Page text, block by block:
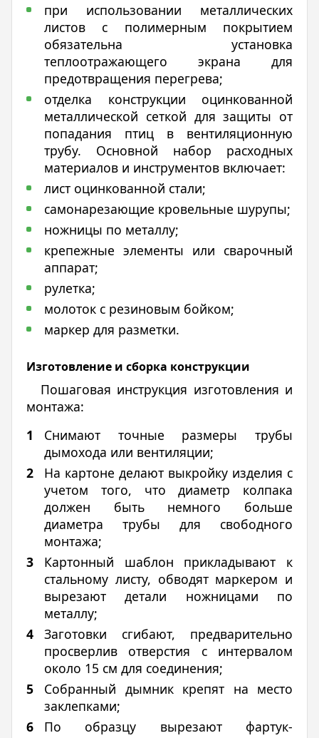
при использовании металлических
листов с полимерным покрытием
обязательна установка
теплоотражающего экрана для
предотвращения перегрева;
отделка конструкции оцинкованной
металлической сеткой для защиты от
попадания птиц в вентиляционную
трубу. Основной набор расходных
материалов и инструментов включает:
лист оцинкованной стали;
самонарезающие кровельные шурупы;
ножницы по металлу;
крепежные элементы или сварочный
аппарат;
рулетка;
молоток с резиновым бойком;
маркер для разметки.
Изготовление и сборка конструкции
Пошаговая инструкция изготовления и
монтажа:
Снимают точные размеры трубы
дымохода или вентиляции;
На картоне делают выкройку изделия с
учетом того, что диаметр колпака
должен быть немного больше
диаметра трубы для свободного
монтажа;
Картонный шаблон прикладывают к
стальному листу, обводят маркером и
вырезают детали ножницами по
металлу;
Заготовки сгибают, предварительно
просверлив отверстия с интервалом
около 15 см для соединения;
Собранный дымник крепят на место
заклепками;
По образцу вырезают фартук-